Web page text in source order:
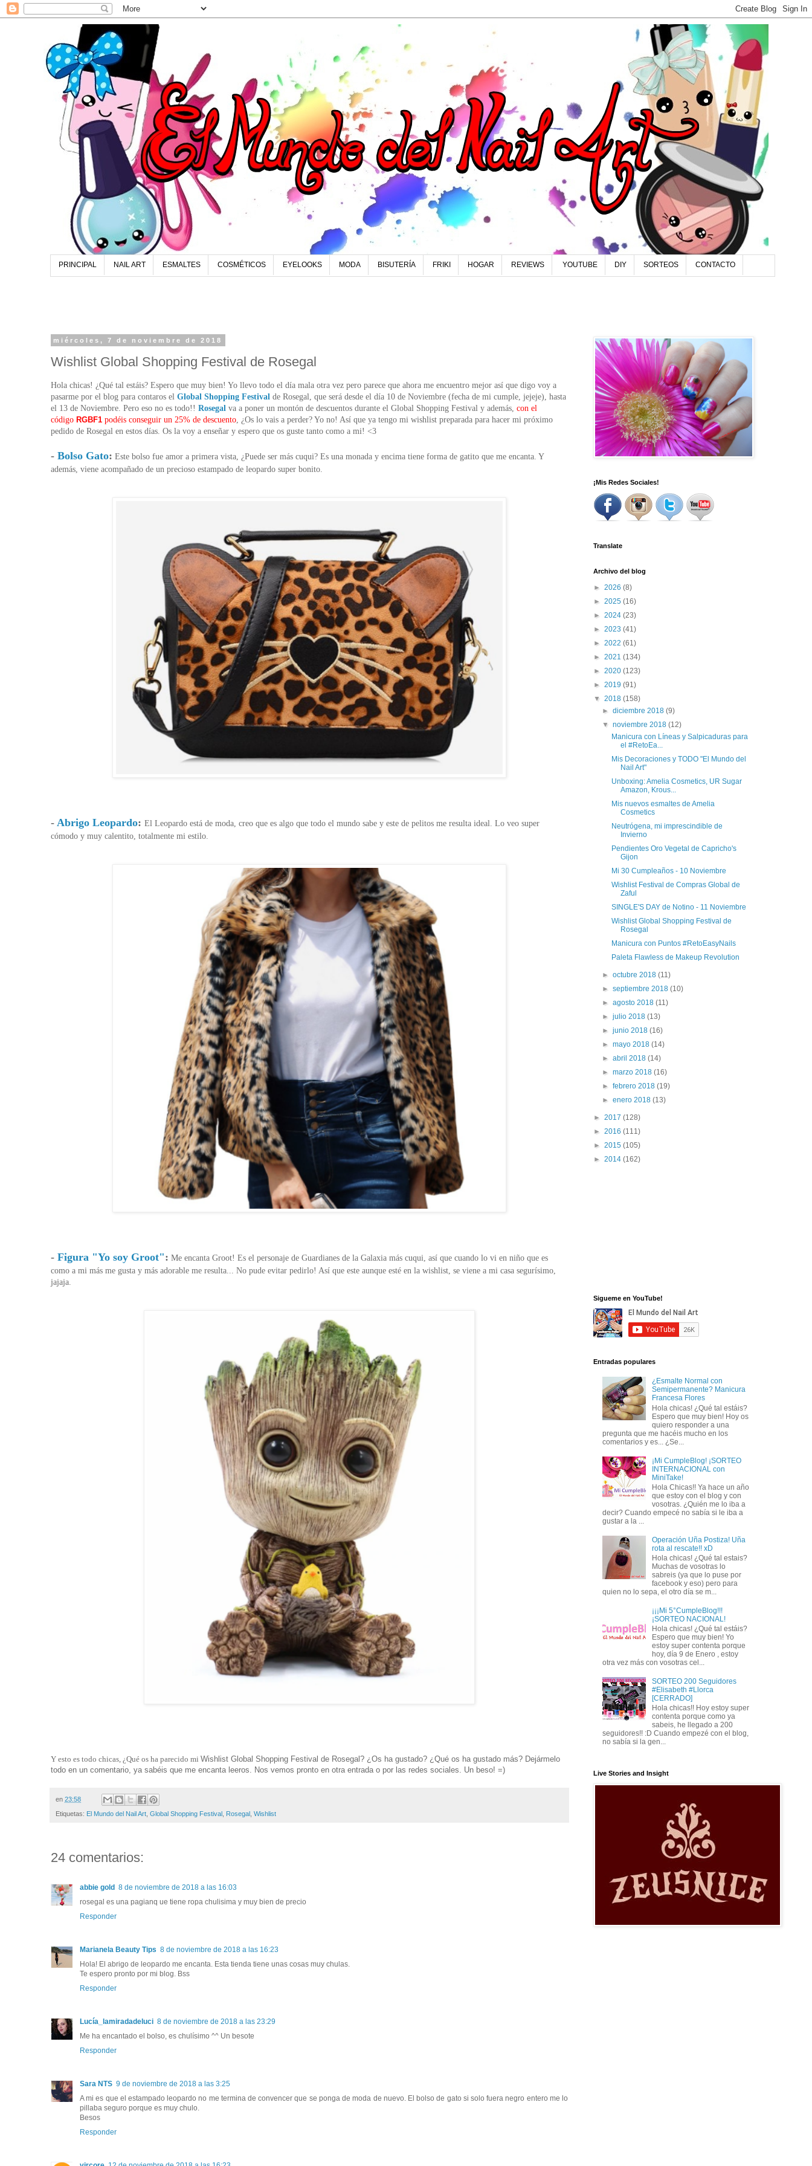
PRINCIPAL NAIL ART ESMALTES COSMÉTICOS EYELOOKS MODA BISUTERÍA FRIKI HOGAR REVIEWS YOUTUBE DIY SORTEOS CONTACTO
miércoles, 7 de noviembre de 2018
Wishlist Global Shopping Festival de Rosegal
Hola chicas! ¿Qué tal estáis? Espero que muy bien! Yo llevo todo el día mala otra vez pero parece que ahora me encuentro mejor así que digo voy a
pasarme por el blog para contaros el Global Shopping Festival de Rosegal, que será desde el día 10 de Noviembre (fecha de mi cumple, jejeje), hasta
el 13 de Noviembre. Pero eso no es todo!! Rosegal va a poner un montón de descuentos durante el Global Shopping Festival y además, con el
código RGBF1 podéis conseguir un 25% de descuento , ¿Os lo vais a perder? Yo no! Así que ya tengo mi wishlist preparada para hacer mi próximo
pedido de Rosegal en estos días. Os la voy a enseñar y espero que os guste tanto como a mi! <3
- Bolso Gato: Este bolso fue amor a primera vista, ¿Puede ser más cuqui? Es una monada y encima tiene forma de gatito que me encanta. Y
además, viene acompañado de un precioso estampado de leopardo super bonito.
- Abrigo Leopardo: El Leopardo está de moda, creo que es algo que todo el mundo sabe y este de pelitos me resulta ideal. Lo veo super
cómodo y muy calentito, totalmente mi estilo.
- Figura "Yo soy Groot": Me encanta Groot! Es el personaje de Guardianes de la Galaxia más cuqui, así que cuando lo vi en niño que es
como a mi más me gusta y más adorable me resulta... No pude evitar pedirlo! Así que este aunque esté en la wishlist, se viene a mi casa segurísimo,
jajaja.
Y esto es todo chicas, ¿Qué os ha parecido mi Wishlist Global Shopping Festival de Rosegal? ¿Os ha gustado? ¿Qué os ha gustado más? Dejármelo
todo en un comentario, ya sabéis que me encanta leeros. Nos vemos pronto en otra entrada o por las redes sociales. Un beso! =)
en 23:58
Etiquetas: El Mundo del Nail Art Global Shopping Festival Rosegal Wishlist
24 comentarios:
abbie gold 8 de noviembre de 2018 a las 16:03
rosegal es una pagianq ue tiene ropa chulisima y muy bien de precio
Responder
Marianela Beauty Tips 8 de noviembre de 2018 a las 16:23
Hola! El abrigo de leopardo me encanta. Esta tienda tiene unas cosas muy chulas.
Te espero pronto por mi blog. Bss
Responder
Lucía_lamiradadeluci 8 de noviembre de 2018 a las 23:29
Me ha encantado el bolso, es chulísimo ^^ Un besote
Responder
Sara NTS 9 de noviembre de 2018 a las 3:25
A mi es que el estampado leopardo no me termina de convencer que se ponga de moda de nuevo. El bolso de gato si solo fuera negro entero me lo
pillaba seguro porque es muy chulo.
Besos
Responder
¡Mis Redes Sociales!
Translate
Archivo del blog
► 2026 (8)
► 2025 (16)
► 2024 (23)
► 2023 (41)
► 2022 (61)
► 2021 (134)
► 2020 (123)
► 2019 (91)
▼ 2018 (158)
►diciembre 2018(9)
▼noviembre 2018(12)
Manicura con Líneas y Salpicaduras para
el #RetoEa...
Mis Decoraciones y TODO "El Mundo del
Nail Art"
Unboxing: Amelia Cosmetics, UR Sugar
Amazon, Krous...
Mis nuevos esmaltes de Amelia
Cosmetics
Neutrógena, mi imprescindible de
Invierno
Pendientes Oro Vegetal de Capricho's
Gijon
Mi 30 Cumpleaños - 10 Noviembre
Wishlist Festival de Compras Global de
Zaful
SINGLE'S DAY de Notino - 11 Noviembre
Wishlist Global Shopping Festival de
Rosegal
Manicura con Puntos #RetoEasyNails
Paleta Flawless de Makeup Revolution
►octubre 2018(11)
►septiembre 2018(10)
►agosto 2018(11)
►julio 2018(13)
►junio 2018(16)
►mayo 2018(14)
►abril 2018(14)
►marzo 2018(16)
►febrero 2018(19)
►enero 2018(13)
► 2017 (128)
► 2016 (111)
► 2015 (105)
► 2014 (162)
Sigueme en YouTube!
Entradas populares
¿Esmalte Normal con
Semipermanente? Manicura
Francesa Flores
Hola chicas! ¿Qué tal estáis?
Espero que muy bien! Hoy os
quiero responder a una
pregunta que me hacéis mucho en los
comentarios y es... ¿Se...
¡Mi CumpleBlog! ¡SORTEO
INTERNACIONAL con
MiniTake!
Hola Chicas!! Ya hace un año
que estoy con el blog y con
vosotras. ¿Quién me lo iba a
decir? Cuando empecé no sabía si le iba a
gustar a la ...
Operación Uña Postiza! Uña
rota al rescate!! xD
Hola chicas! ¿Qué tal estais?
Muchas de vosotras lo
sabreis (ya que lo puse por
facebook y eso) pero para
quien no lo sepa, el otro día se m...
¡¡¡Mi 5°CumpleBlog!!!
¡SORTEO NACIONAL!
Hola chicas! ¿Qué tal estáis?
Espero que muy bien! Yo
estoy super contenta porque
hoy, día 9 de Enero , estoy
otra vez más con vosotras cel...
SORTEO 200 Seguidores
#Elisabeth #Llorca
[CERRADO]
Hola chicas!! Hoy estoy super
contenta porque como ya
sabeis, he llegado a 200
seguidores!! :D Cuando empezé con el blog,
no sabía si la gen...
Live Stories and Insight